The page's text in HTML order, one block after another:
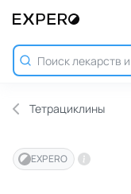
Тетрациклины
EXPERO